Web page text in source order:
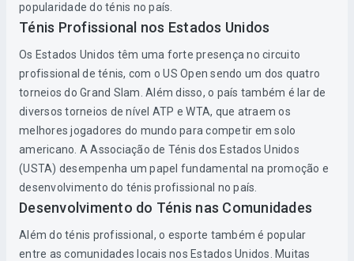
popularidade do ténis no país.
Ténis Profissional nos Estados Unidos
Os Estados Unidos têm uma forte presença no circuito
profissional de ténis, com o US Open sendo um dos quatro
torneios do Grand Slam. Além disso, o país também é lar de
diversos torneios de nível ATP e WTA, que atraem os
melhores jogadores do mundo para competir em solo
americano. A Associação de Ténis dos Estados Unidos
(USTA) desempenha um papel fundamental na promoção e
desenvolvimento do ténis profissional no país.
Desenvolvimento do Ténis nas Comunidades
Além do ténis profissional, o esporte também é popular
entre as comunidades locais nos Estados Unidos. Muitas